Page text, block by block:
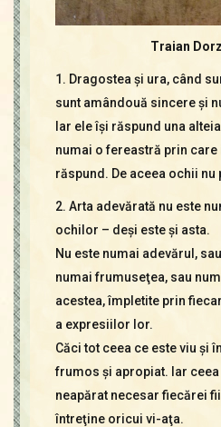
Traian
1. Dragostea şi ura, când
sunt amândouă sincere şi
Iar ele îşi răspund una
numai o fereastră prin
răspund. De aceea ochii
2. Arta adevărată nu este
ochilor – deşi este şi asta.
Nu este numai adevărul,
numai frumuseţea, sau
acestea, împletite prin
a expresiilor lor.
Căci tot ceea ce este viu şi
frumos şi apropiat. Iar ceea
neapărat necesar fiecărei
întreţine oricui vi-aţa.